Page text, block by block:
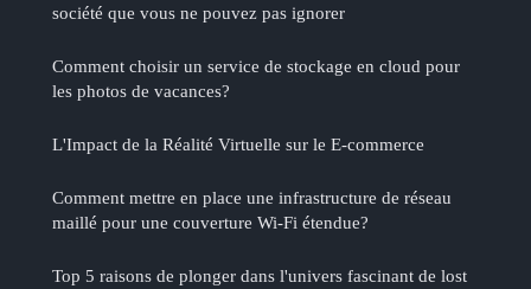
société que vous ne pouvez pas ignorer
Comment choisir un service de stockage en cloud pour
les photos de vacances?
L'Impact de la Réalité Virtuelle sur le E-commerce
Comment mettre en place une infrastructure de réseau
maillé pour une couverture Wi-Fi étendue?
Top 5 raisons de plonger dans l'univers fascinant de lost